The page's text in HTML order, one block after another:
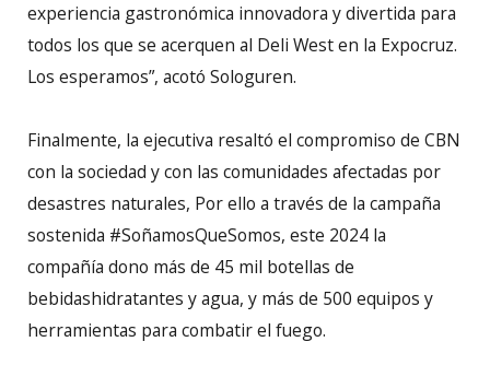
experiencia gastronómica innovadora y divertida para
todos los que se acerquen al Deli West en la Expocruz.
Los esperamos”, acotó Sologuren.
Finalmente, la ejecutiva resaltó el compromiso de CBN
con la sociedad y con las comunidades afectadas por
desastres naturales, Por ello a través de la campaña
sostenida #SoñamosQueSomos, este 2024 la
compañía dono más de 45 mil botellas de
bebidashidratantes y agua, y más de 500 equipos y
herramientas para combatir el fuego.